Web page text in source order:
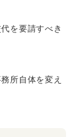
を要請すべき
所自体を変え